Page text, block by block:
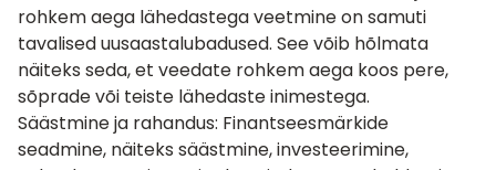
rohkem aega lähedastega veetmine on samuti
tavalised uusaastalubadused. See võib hõlmata
näiteks seda, et veedate rohkem aega koos pere,
sõprade või teiste lähedaste inimestega.
Säästmine ja rahandus: Finantseesmärkide
seadmine, näiteks säästmine, investeerimine,